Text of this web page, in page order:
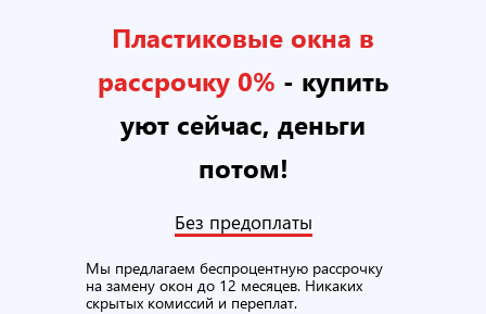
Пластиковые окна в
рассрочку 0% - купить
уют сейчас, деньги
потом!
Без предоплаты
Мы предлагаем беспроцентную рассрочку
на замену окон до 12 месяцев. Никаких
скрытых комиссий и переплат.